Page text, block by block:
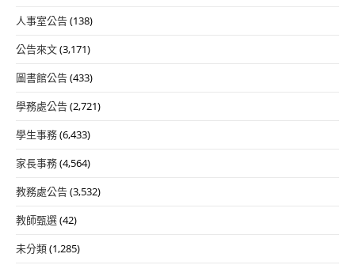
人事室公告(138)
公告來文(3,171)
圖書館公告(433)
學務處公告(2,721)
學生事務(6,433)
家長事務(4,564)
教務處公告(3,532)
教師甄選(42)
未分類(1,285)